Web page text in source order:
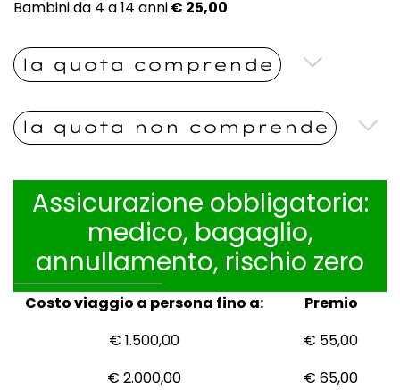
Bambini da 4 a 14 anni€ 25,00
la quota comprende
la quota non comprende
Assicurazione obbligatoria:
medico, bagaglio,
annullamento, rischio zero
Costo viaggio a persona fino a:
Premio
€ 1.500,00
€ 55,00
€ 2.000,00
€ 65,00